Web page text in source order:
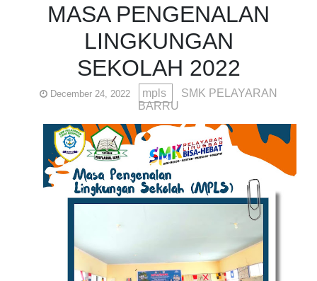
MASA PENGENALAN
LINGKUNGAN
SEKOLAH 2022
December 24, 2022 mpls
SMK PELAYARAN
BARRU